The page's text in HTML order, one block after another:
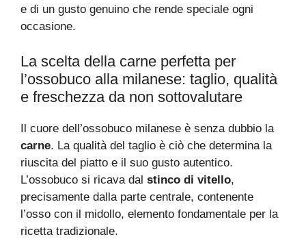
e di un gusto genuino che rende speciale ogni
occasione.
La scelta della carne perfetta per
l’ossobuco alla milanese: taglio, qualità
e freschezza da non sottovalutare
Il cuore dell’ossobuco milanese è senza dubbio la
carne. La qualità del taglio è ciò che determina la
riuscita del piatto e il suo gusto autentico.
L’ossobuco si ricava dal stinco di vitello,
precisamente dalla parte centrale, contenente
l’osso con il midollo, elemento fondamentale per la
ricetta tradizionale.